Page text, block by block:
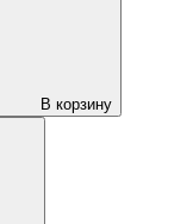
В корзину